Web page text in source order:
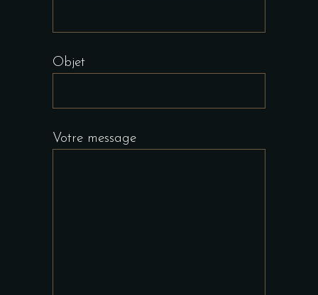
Objet
Votre message